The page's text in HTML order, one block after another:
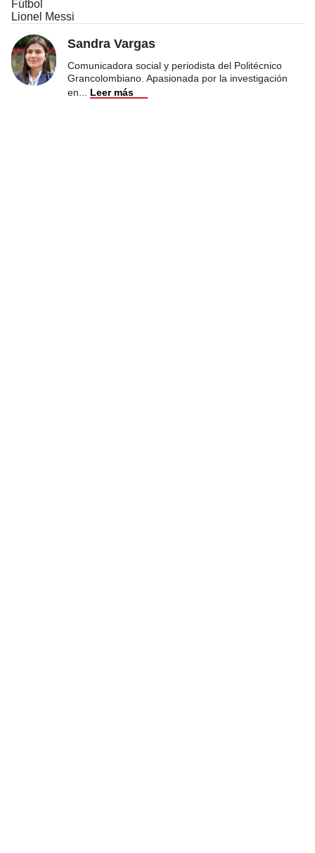
Fútbol
Lionel Messi
Sandra Vargas
Comunicadora social y periodista del Politécnico
Grancolombiano. Apasionada por la investigación
en
Leer más